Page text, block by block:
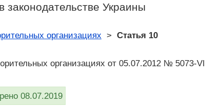
законодательстве Украины
организациях > Статья 10
организациях от 05.07.2012 № 5073-VI
08.07.2019